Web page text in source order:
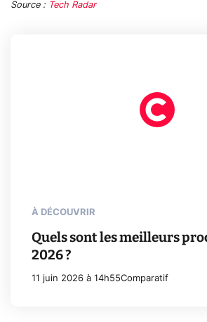
Source : Tech Radar
À DÉCOUVRIR
Quels sont les meilleurs
2026 ?
11 juin 2026 à 14h55Comparatif